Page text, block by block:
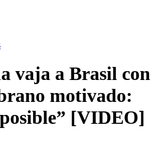
vaja a Brasil con
motivado:
[VIDEO]